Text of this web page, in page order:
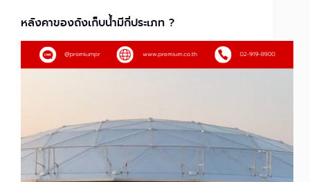
หลังคาของถังเก็บน้ำมีกี่ประเภท ?